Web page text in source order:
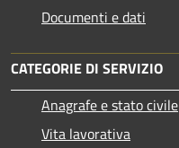
Documenti e dati
CATEGORIE DI SERVIZIO
Anagrafe e stato civile
Vita lavorativa